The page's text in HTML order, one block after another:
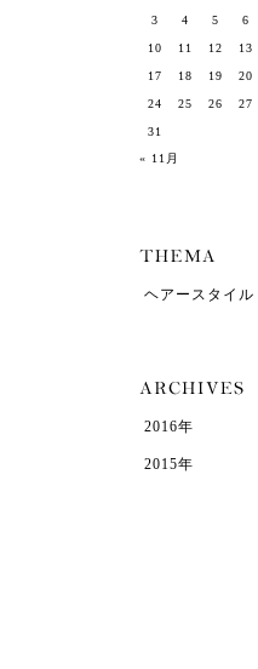
« 11月
3 4 5 6
10 11 12 13
17 18 19 20
24 25 26 27
31
ヘアースタイル
2016年
2015年